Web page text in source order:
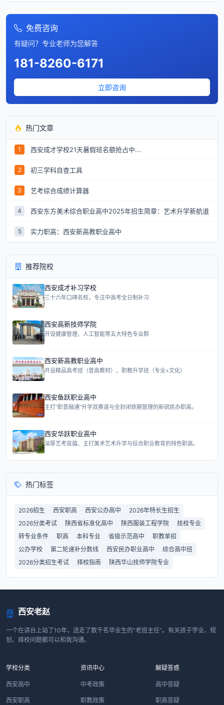
免费咨询
有疑问？专业老师为您解答
181-8260-6171
立即咨询
热门文章
1 西安成才学校21天暑假班名额抢占中...
2 初三学科自查工具
3 艺考综合成绩计算器
4 西安东方美术综合职业高中2025年招生简章：艺术升学新航道
5 实力职高：西安新高教职业高中
推荐院校
西安成才补习学校
三十六年口碑名校，专注中高考全日制补习
西安高新技师学院
开设健康管理、人工智能等五大特色专业群
西安新高教职业高中
开设精品高考班（普高教材）、职教升学班（专业+文化）
西安鱼跃职业高中
主打“职普融通”升学双赛道与全封闭铁腕管理的新锐民办职高。
西安华跃职业高中
深厚艺考底蕴、主打美术艺术升学与综合职业教育的特色职高。
热门标签
2026招生 西安职高 西安公办高中
2026年特长生招生
2026分类考试
陕西省标准化高中 陕西服装工程学院
技校专业
转专业条件
职高 本科专业 省级示范高中
职教单招
公办学校
第二轮递补分数线 西安民办职业高中
综合高中班
2026分类招生考试
择校指南 陕西华山技师学院专业
西安老赵
一个在讲台上站了10年，送走了数千名毕业生的“老班主任”。有关孩子学业、规
划、择校问题都可以和我沟通。
学校分类
西安高中
西安职高
资讯中心
中考政策
职教政策
解疑答惑
高中答疑
职高答疑